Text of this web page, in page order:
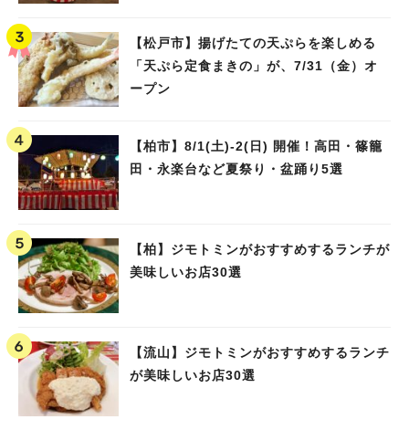
【松戸市】揚げたての天ぷらを楽しめる
「天ぷら定食まきの」が、7/31（金）オ
ープン
【柏市】8/1(土)‐2(日) 開催！高田・篠籠
田・永楽台など夏祭り・盆踊り5選
【柏】ジモトミンがおすすめするランチが
美味しいお店30選
【流山】ジモトミンがおすすめするランチ
が美味しいお店30選